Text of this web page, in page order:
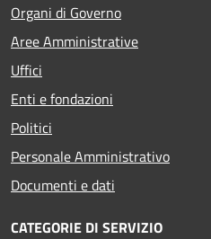
Organi di Governo
Aree Amministrative
Uffici
Enti e fondazioni
Politici
Personale Amministrativo
Documenti e dati
CATEGORIE DI SERVIZIO